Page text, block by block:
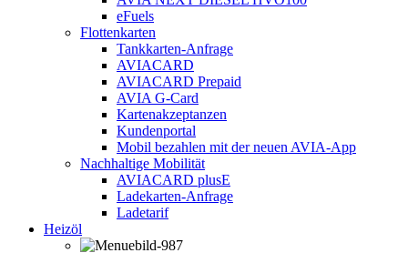
eFuels
Flottenkarten
Tankkarten-Anfrage
AVIACARD
AVIACARD Prepaid
AVIA G-Card
Kartenakzeptanzen
Kundenportal
Mobil bezahlen mit der neuen AVIA-App
Nachhaltige Mobilität
AVIACARD plusE
Ladekarten-Anfrage
Ladetarif
Heizöl